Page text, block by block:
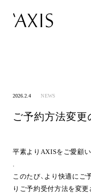
2026.2.4 NEWS
ご予約方法変更
平素よりAXISをご愛顧
このたび、より快適にご
りご予約受付方法を変更